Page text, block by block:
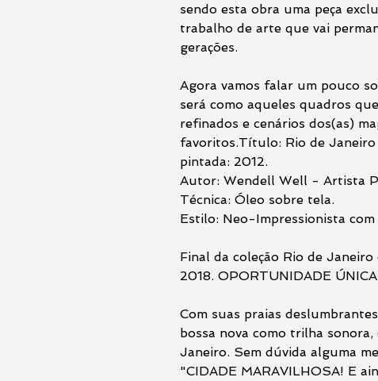
sendo esta obra uma peça
trabalho de arte que vai
gerações.
Agora vamos falar um pouco
será como aqueles quadros
refinados e cenários dos(as)
favoritos.Título: Rio de
pintada: 2012.
Autor: Wendell Well - Artista
Técnica: Óleo sobre tela.
Estilo: Neo-Impressionista com
Final da coleção Rio de
2018. OPORTUNIDADE
Com suas praias
bossa nova como trilha
Janeiro. Sem dúvida alguma
"CIDADE MARAVILHOSA! E